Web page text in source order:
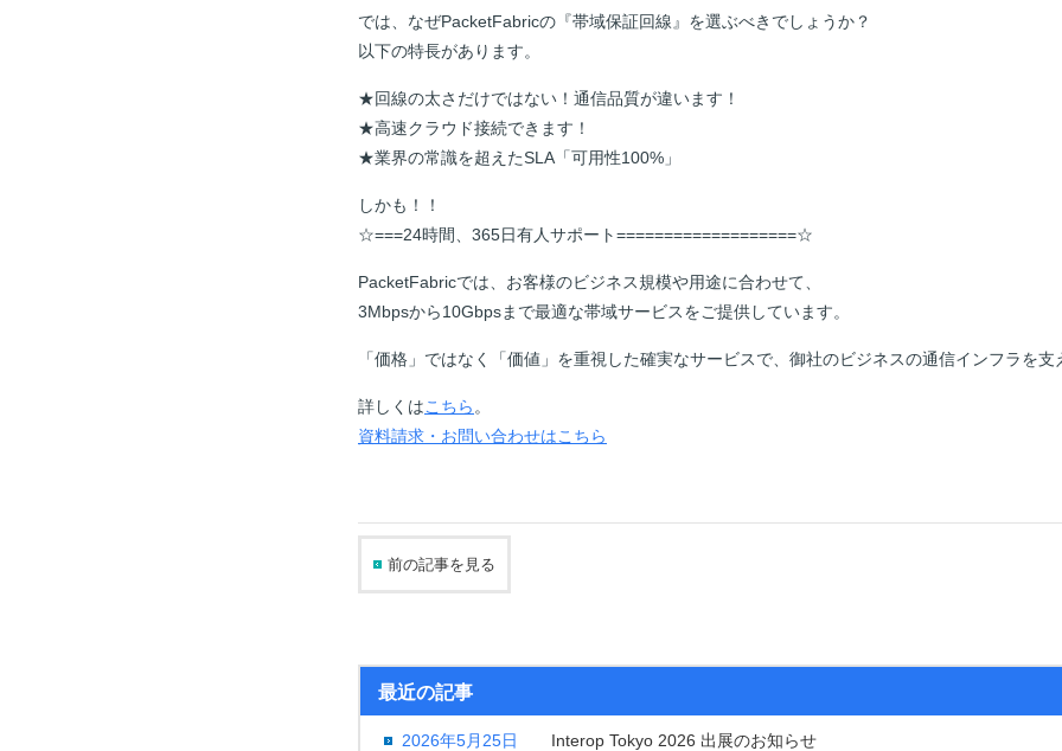
では、なぜPacketFabricの『帯域保証回線』を選ぶべきでしょうか？
以下の特長があります。
★回線の太さだけではない！通信品質が違います！
★高速クラウド接続できます！
★業界の常識を超えたSLA「可用性100%」
しかも！！
☆===24時間、365日有人サポート===================☆
PacketFabricでは、お客様のビジネス規模や用途に合わせて、
3Mbpsから10Gbpsまで最適な帯域サービスをご提供しています。
「価格」ではなく「価値」を重視した確実なサービスで、御社のビジネスの通信インフラを支
詳しくはこちら 。
資料請求・お問い合わせはこちら
前の記事を見る
最近の記事
2026年5月25日 Interop Tokyo 2026 出展のお知らせ